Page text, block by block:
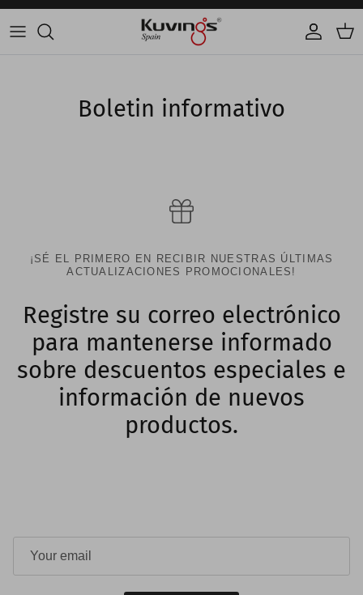
Skip to content
AccountCart
Boletin informativo
¡SÉ EL PRIMERO EN RECIBIR NUESTRAS ÚLTIMAS
ACTUALIZACIONES PROMOCIONALES!
Registre su correo electrónico
para mantenerse informado
sobre descuentos especiales e
información de nuevos
productos.